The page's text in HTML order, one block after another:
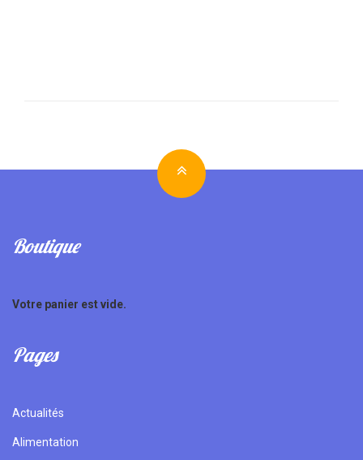
Boutique
Votre panier est vide.
Pages
Actualités
Alimentation